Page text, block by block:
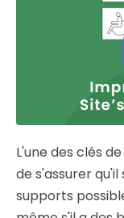
L'une des clés
de s'assurer
supports